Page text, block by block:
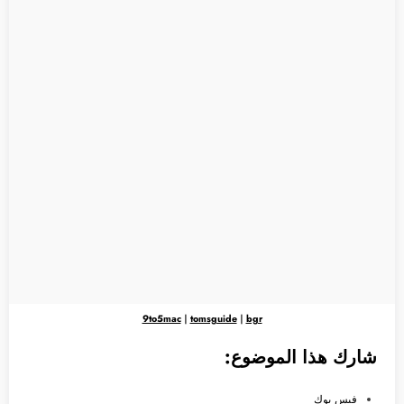
9to5mac| tomsguide| bgr
شارك هذا الموضوع:
فيس بوك